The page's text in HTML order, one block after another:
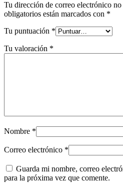
Tu dirección de correo electrónico no
obligatorios están marcados con *
Tu puntuación *
Tu valoración *
Nombre *
Correo electrónico *
Guarda mi nombre, correo
para la próxima vez que comente.